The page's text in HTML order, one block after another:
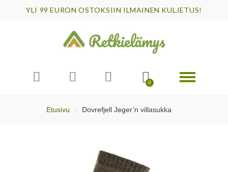
YLI 99 EURON OSTOKSIIN ILMAINEN KULJETUS!
Etusivu Dovrefjell Jeger’n villasukka